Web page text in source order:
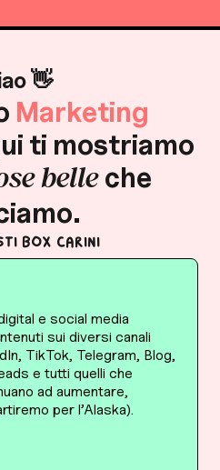
👋
Marketing
ti mostriamo
belleche
box carini
e social media
sui diversi canali
TikTok, Telegram, Blog,
e tutti quelli che
ad aumentare,
per l’Alaska).